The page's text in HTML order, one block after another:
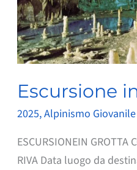
Escursione
2025,Alpinismo
ESCURSIONEIN GROTTA
RIVA Data luogo da